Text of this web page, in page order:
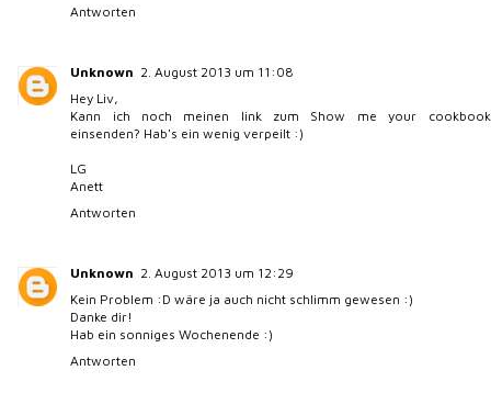
Antworten
Unknown 2. August 2013 um 11:08
Hey Liv,
Kann ich noch meinen link zum Show me your cookbook
einsenden? Hab's ein wenig verpeilt :)
LG
Anett
Antworten
Unknown 2. August 2013 um 12:29
Kein Problem :D wäre ja auch nicht schlimm gewesen :)
Danke dir!
Hab ein sonniges Wochenende :)
Antworten